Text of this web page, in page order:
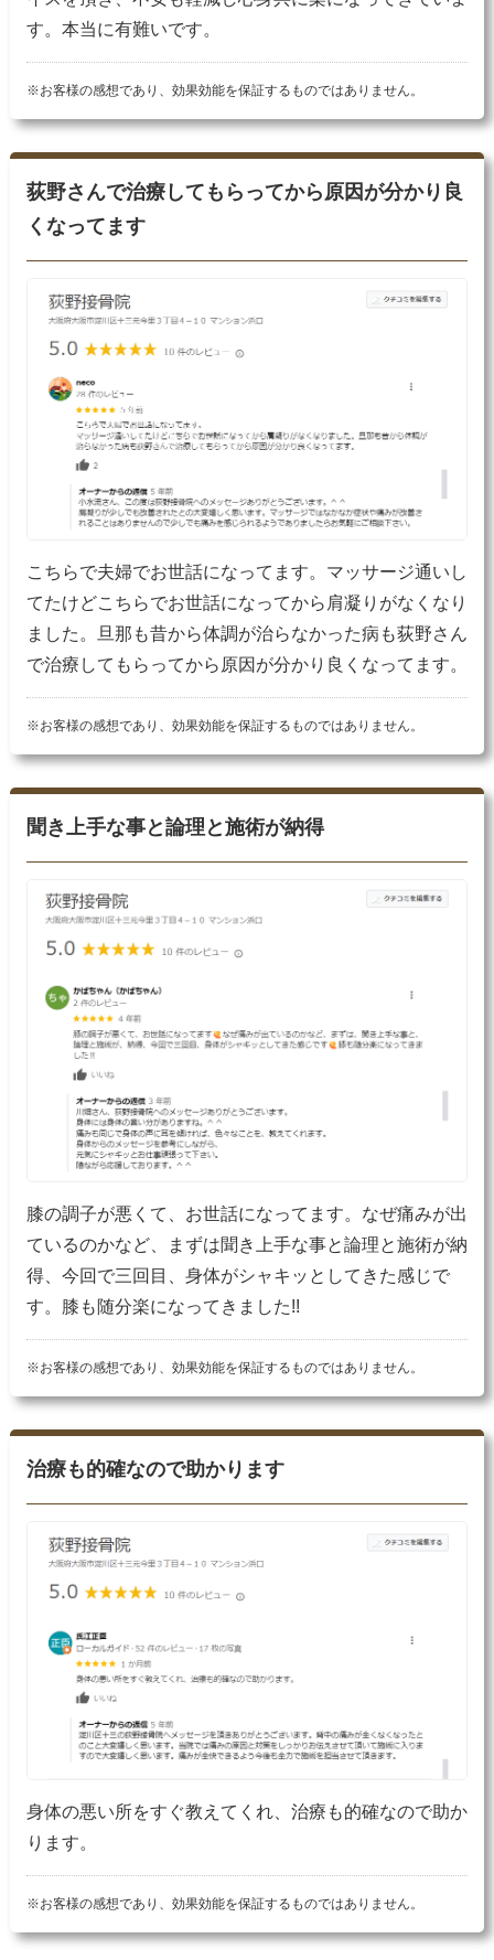
す。本当に有難いです。
※お客様の感想であり、効果効能を保証するものではありません。
荻野さんで治療してもらってから原因が分かり良
くなってます
こちらで夫婦でお世話になってます。マッサージ通いし
てたけどこちらでお世話になってから肩凝りがなくなり
ました。旦那も昔から体調が治らなかった病も荻野さん
で治療してもらってから原因が分かり良くなってます。
※お客様の感想であり、効果効能を保証するものではありません。
聞き上手な事と論理と施術が納得
膝の調子が悪くて、お世話になってます。なぜ痛みが出
ているのかなど、まずは聞き上手な事と論理と施術が納
得、今回で三回目、身体がシャキッとしてきた感じで
す。膝も随分楽になってきました!!
※お客様の感想であり、効果効能を保証するものではありません。
治療も的確なので助かります
身体の悪い所をすぐ教えてくれ、治療も的確なので助か
ります。
※お客様の感想であり、効果効能を保証するものではありません。